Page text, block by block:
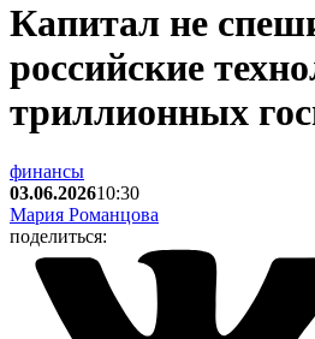
Капитал не
российские
триллионных
финансы
03.06.202610:30
Мария Романцова
поделиться: